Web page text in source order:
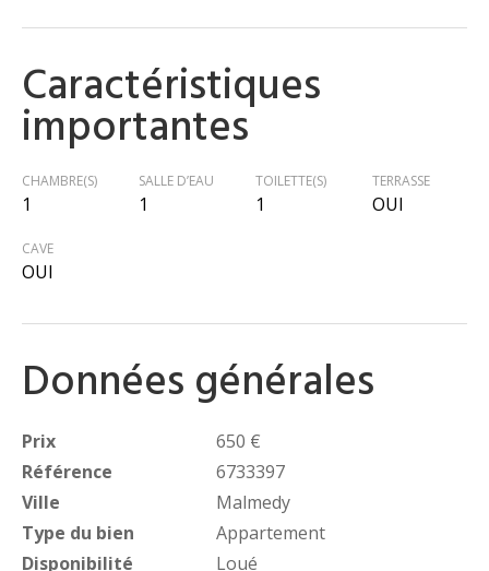
Caractéristiques
importantes
CHAMBRE(S)
1
SALLE D’EAU
1
TOILETTE(S)
1
TERRASSE
OUI
CAVE
OUI
Données générales
Prix
650 €
Référence
6733397
Ville
Malmedy
Type du bien
Appartement
Disponibilité
Loué